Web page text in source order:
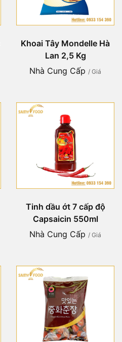
Khoai Tây Mondelle Hà
Lan 2,5 Kg
Nhà Cung Cấp / Giá
Tinh dầu ớt 7 cấp độ
Capsaicin 550ml
Nhà Cung Cấp / Giá